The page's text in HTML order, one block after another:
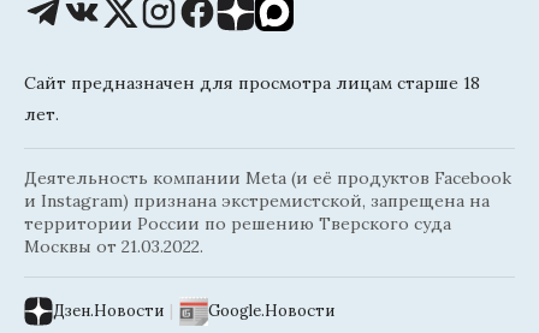
Сайт предназначен для просмотра лицам старше 18
лет.
Деятельность компании Meta (и её продуктов Facebook
и Instagram) признана экстремистской, запрещена на
территории России по решению Тверского суда
Москвы от 21.03.2022.
Дзен.Новости | Google.Новости